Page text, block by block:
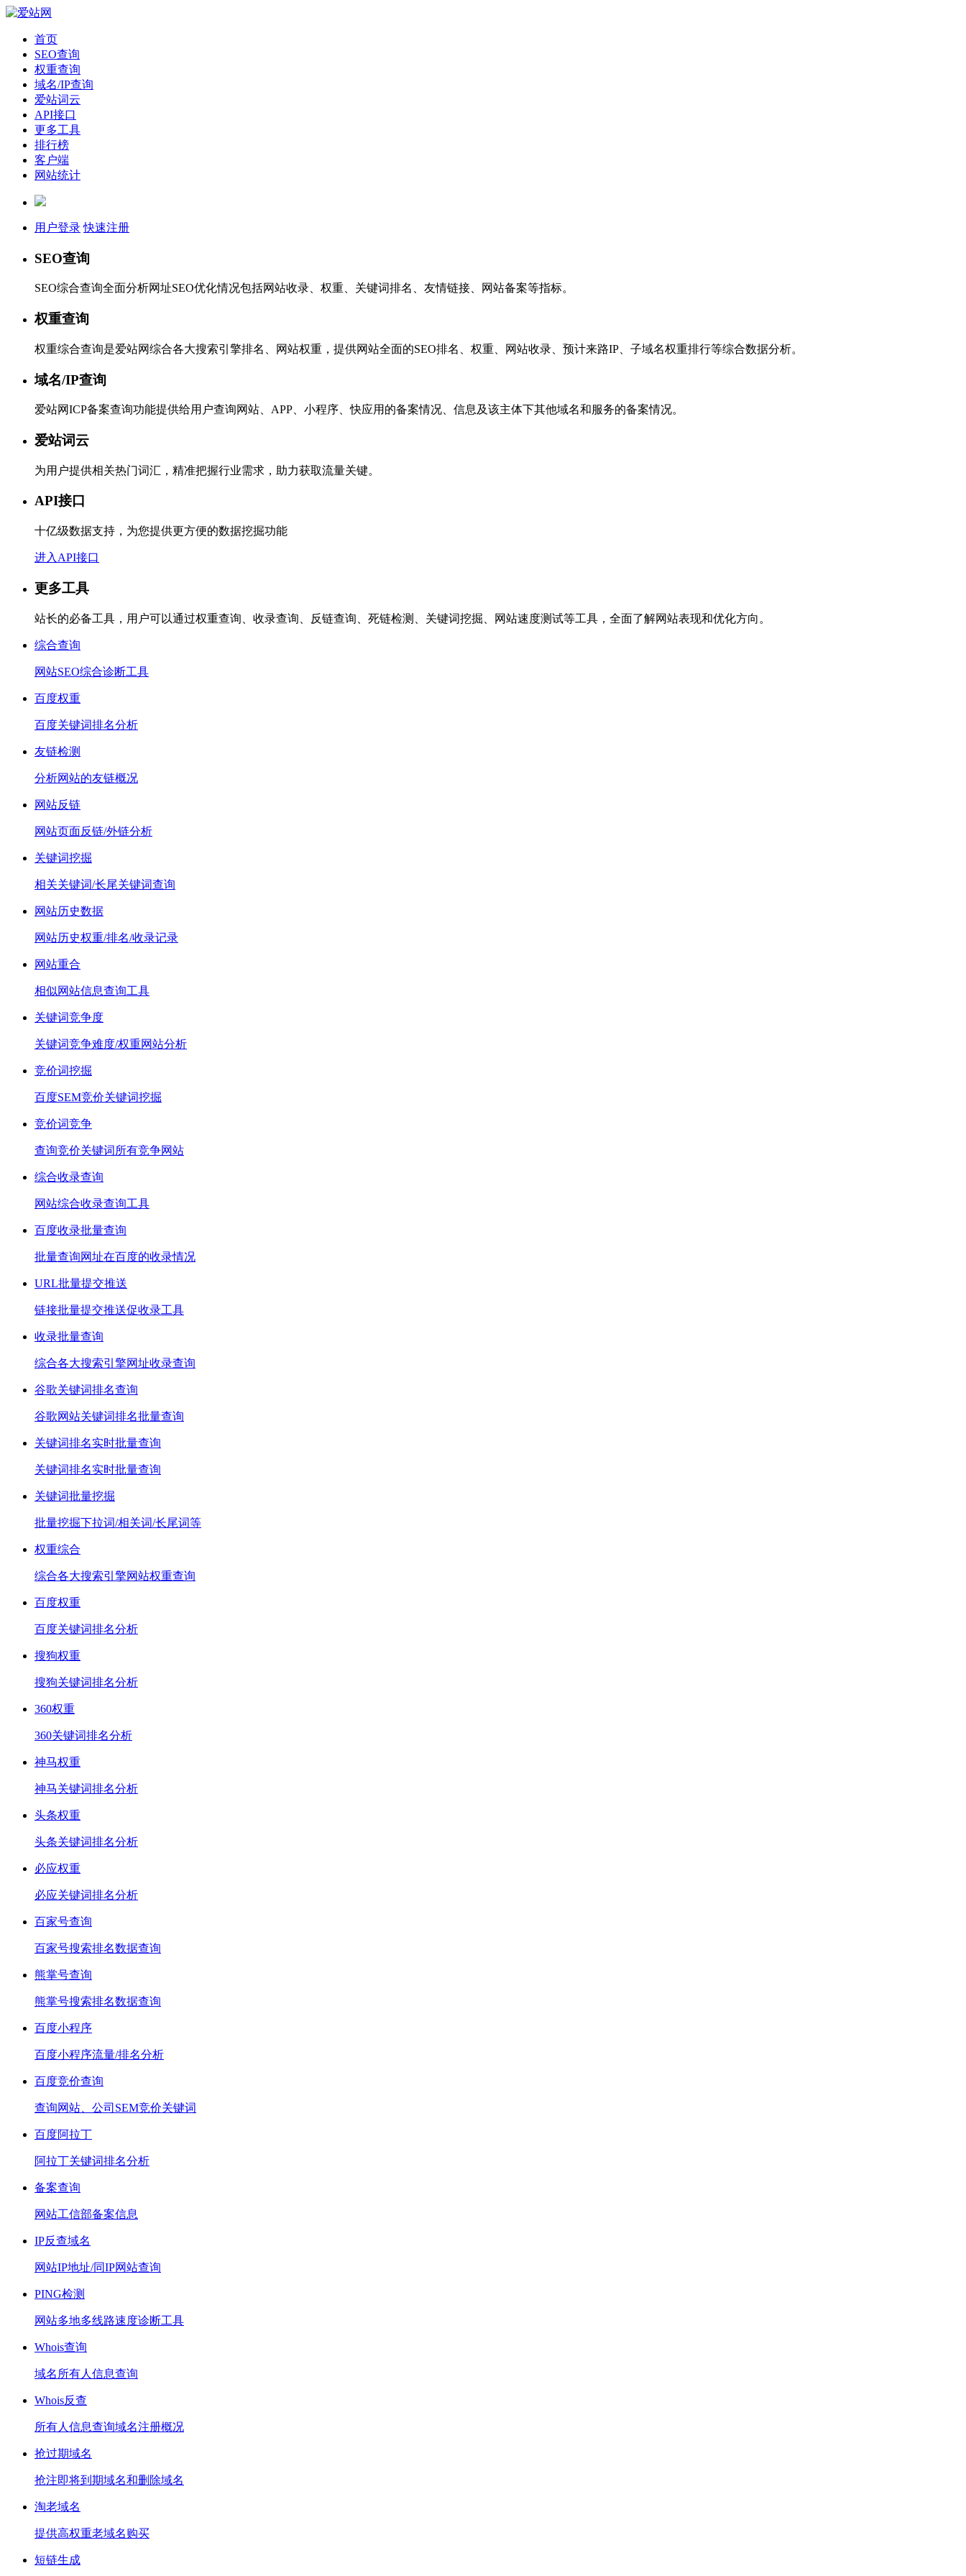
首页
SEO查询
权重查询
域名/IP查询
爱站词云
API接口
更多工具
排行榜
客户端
网站统计
用户登录 快速注册
SEO查询
SEO综合查询全面分析网址SEO优化情况包括网站收录、权重、关键词排名、友情链接、网站备案等指标。
权重查询
权重综合查询是爱站网综合各大搜索引擎排名、网站权重，提供网站全面的SEO排名、权重、网站收录、预计来路IP、子域名权重排行等综合数据分析。
域名/IP查询
爱站网ICP备案查询功能提供给用户查询网站、APP、小程序、快应用的备案情况、信息及该主体下其他域名和服务的备案情况。
爱站词云
为用户提供相关热门词汇，精准把握行业需求，助力获取流量关键。
API接口
十亿级数据支持，为您提供更方便的数据挖掘功能
进入API接口
更多工具
站长的必备工具，用户可以通过权重查询、收录查询、反链查询、死链检测、关键词挖掘、网站速度测试等工具，全面了解网站表现和优化方向。
综合查询
网站SEO综合诊断工具
百度权重
百度关键词排名分析
友链检测
分析网站的友链概况
网站反链
网站页面反链/外链分析
关键词挖掘
相关关键词/长尾关键词查询
网站历史数据
网站历史权重/排名/收录记录
网站重合
相似网站信息查询工具
关键词竞争度
关键词竞争难度/权重网站分析
竞价词挖掘
百度SEM竞价关键词挖掘
竞价词竞争
查询竞价关键词所有竞争网站
综合收录查询
网站综合收录查询工具
百度收录批量查询
批量查询网址在百度的收录情况
URL批量提交推送
链接批量提交推送促收录工具
收录批量查询
综合各大搜索引擎网址收录查询
谷歌关键词排名查询
谷歌网站关键词排名批量查询
关键词排名实时批量查询
关键词排名实时批量查询
关键词批量挖掘
批量挖掘下拉词/相关词/长尾词等
权重综合
综合各大搜索引擎网站权重查询
百度权重
百度关键词排名分析
搜狗权重
搜狗关键词排名分析
360权重
360关键词排名分析
神马权重
神马关键词排名分析
头条权重
头条关键词排名分析
必应权重
必应关键词排名分析
百家号查询
百家号搜索排名数据查询
熊掌号查询
熊掌号搜索排名数据查询
百度小程序
百度小程序流量/排名分析
百度竞价查询
查询网站、公司SEM竞价关键词
百度阿拉丁
阿拉丁关键词排名分析
备案查询
网站工信部备案信息
IP反查域名
网站IP地址/同IP网站查询
PING检测
网站多地多线路速度诊断工具
Whois查询
域名所有人信息查询
Whois反查
所有人信息查询域名注册概况
抢过期域名
抢注即将到期域名和删除域名
淘老域名
提供高权重老域名购买
短链生成